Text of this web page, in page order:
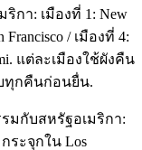
กา: เมืองที่ 1: New
Francisco / เมืองที่ 4:
แต่ละเมืองใช้ผังคืน
ทุกคืนก่อนยื่น.
มกับสหรัฐอเมริกา:
ระจุกใน Los